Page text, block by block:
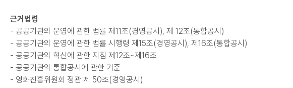
근거법령
- 공공기관의 운영에 관한 법률 제11조(경영공시), 제 12조(통합공시)
- 공공기관의 운영에 관한 법률 시행령 제15조(경영공시), 제16조(통합공시)
- 공공기관의 혁신에 관한 지침 제12조~제16조
- 공공기관의 통합공시에 관한 기준
- 영화진흥위원회 정관 제 50조(경영공시)